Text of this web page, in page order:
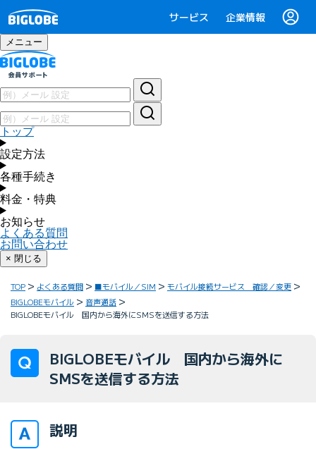
サービス 企業情報
メニュー
トップ
設定方法
各種手続き
料金・特典
お知らせ
よくある質問
お問い合わせ
× 閉じる
TOP よくある質問 ■モバイル／SIM
モバイル接続サービス 確認／変更
BIGLOBEモバイル
音声通話
BIGLOBEモバイル 国内から海外にSMSを送信する方法
BIGLOBEモバイル 国内から海外に
SMSを送信する方法
説明